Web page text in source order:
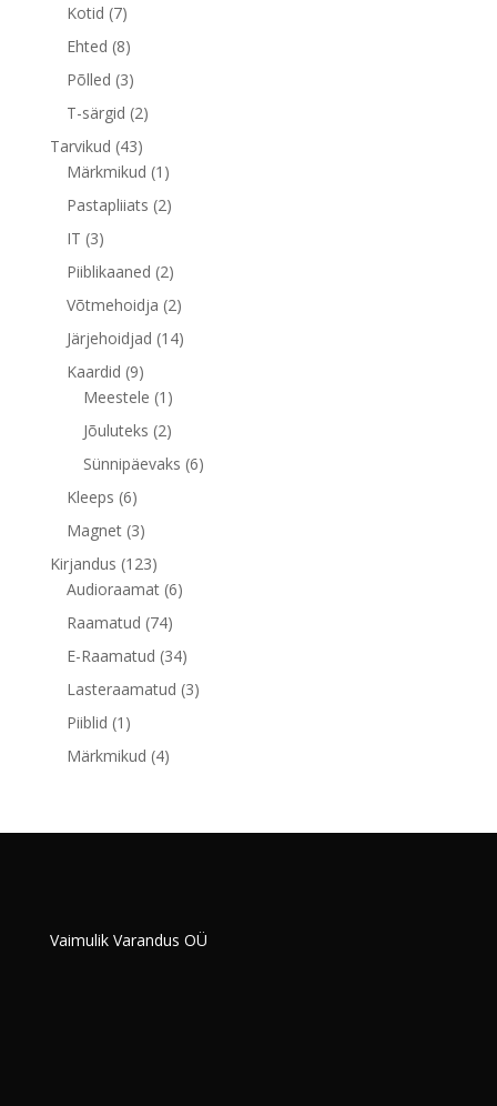
Kotid 77
toodet
Ehted 88
toodet
Põlled 33
toodet
T-särgid 22
Tarvikud 4343
toodet
Märkmikud 1 1
toode
Pastapliiats 22
IT 33
toodet
Piiblikaaned 22
toodet
Võtmehoidja 22
toodet
Järjehoidjad 1414
Kaardid 99
toodet
Meestele 1 1
toode
Jõuluteks 22
toodet
Sünnipäevaks 66
Kleeps 66
toodet
Magnet 33
toodet
Kirjandus 123123
toodet
Audioraamat 66
Raamatud 7474
toodet
E-Raamatud 3434
toodet
Lasteraamatud 33
Piiblid 1 1
toode
Märkmikud 44
Vaimulik Varandus OÜ